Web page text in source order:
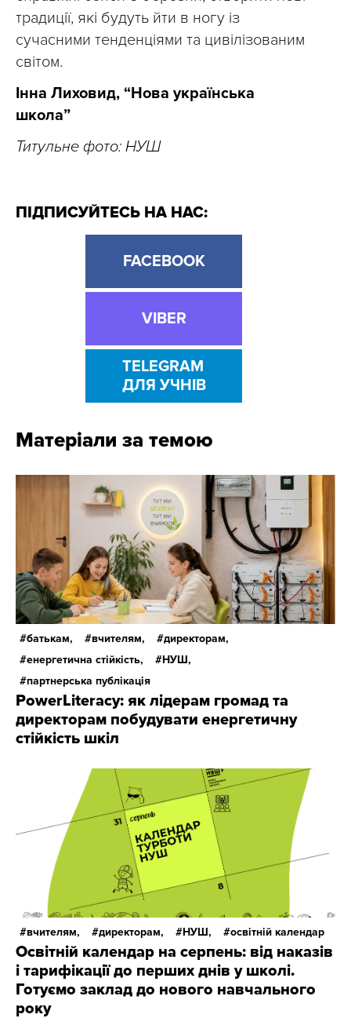
традиції, які будуть йти в ногу із
сучасними тенденціями та цивілізованим
світом.
Інна Лиховид, “Нова українська
школа”
Титульне фото: НУШ
ПІДПИСУЙТЕСЬ НА НАС:
FACEBOOK
VIBER
TELEGRAM
ДЛЯ УЧНІВ
Матеріали за темою
батькам, вчителям,
директорам,
енергетична стійкість,
НУШ,
партнерська публікація
PowerLiteracy: як лідерам громад та
директорам побудувати енергетичну
стійкість шкіл
вчителям, директорам, НУШ, освітній календар
Освітній календар на серпень: від наказів
і тарифікації до перших днів у школі.
Готуємо заклад до нового навчального
року